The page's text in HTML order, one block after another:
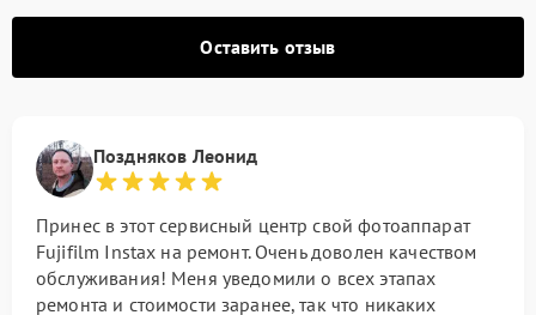
Оставить отзыв
Поздняков Леонид
Принес в этот сервисный центр свой фотоаппарат
Fujifilm Instax на ремонт. Очень доволен качеством
обслуживания! Меня уведомили о всех этапах
ремонта и стоимости заранее, так что никаких